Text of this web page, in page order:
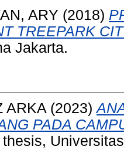
ARY (2018)
TREEPARK
Jakarta.
ARKA (2023)
PADA
thesis,